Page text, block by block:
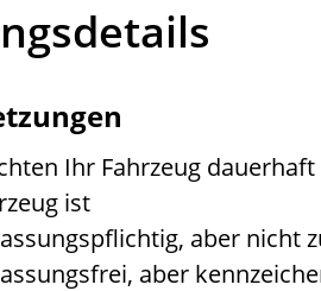
Ihr Fahrzeug
ist
aber nicht
aber